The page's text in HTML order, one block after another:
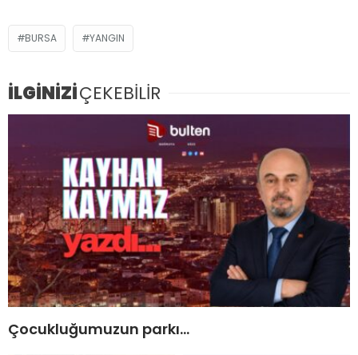
BURSA YANGIN
İLGİNİZİÇEKEBİLİR
Çocukluğumuzun parkı…